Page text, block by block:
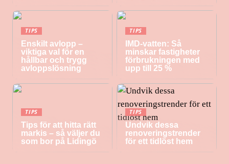
TIPS
Enskilt avlopp –
viktiga val för en
hållbar och trygg
avloppslösning
TIPS
IMD-vatten: Så
minskar fastigheter
förbrukningen med
upp till 25 %
TIPS
Tips för att hitta rätt
markis – så väljer du
som bor på Lidingö
TIPS
Undvik dessa
renoveringstrender
för ett tidlöst hem